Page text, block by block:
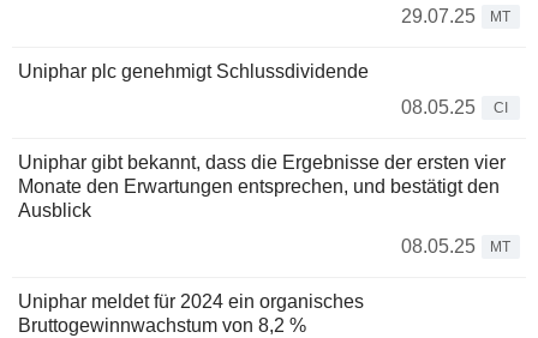
29.07.25
MT
Uniphar plc genehmigt Schlussdividende
08.05.25
CI
Uniphar gibt bekannt, dass die Ergebnisse der ersten vier
Monate den Erwartungen entsprechen, und bestätigt den
Ausblick
08.05.25
MT
Uniphar meldet für 2024 ein organisches
Bruttogewinnwachstum von 8,2 %